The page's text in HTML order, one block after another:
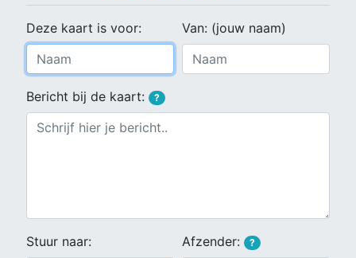
Deze kaart is voor: Van: (jouw naam)
Bericht bij de kaart: ?
Stuur naar: Afzender: ?